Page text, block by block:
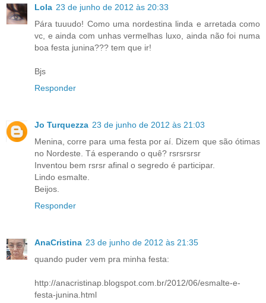
Lola 23 de junho de 2012 às 20:33
Pára tuuudo! Como uma nordestina linda e arretada como
vc, e ainda com unhas vermelhas luxo, ainda não foi numa
boa festa junina??? tem que ir!
Bjs
Responder
Jo Turquezza 23 de junho de 2012 às 21:03
Menina, corre para uma festa por aí. Dizem que são ótimas
no Nordeste. Tá esperando o quê? rsrsrsrsr
Inventou bem rsrsr afinal o segredo é participar.
Lindo esmalte.
Beijos.
Responder
AnaCristina 23 de junho de 2012 às 21:35
quando puder vem pra minha festa:
http://anacristinap.blogspot.com.br/2012/06/esmalte-e-
festa-junina.html